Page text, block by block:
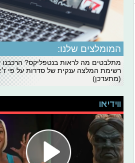
המומלצים שלנו:
מתלבטים מה לראות בנטפליקס? הרכבנו
רשימת המלצה ענקית של סדרות על פי
(מתעדכן)
ווידיאו